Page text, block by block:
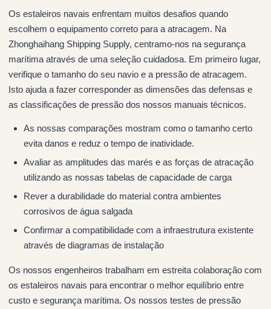
Os estaleiros navais enfrentam muitos desafios quando
escolhem o equipamento correto para a atracagem. Na
Zhonghaihang Shipping Supply, centramo-nos na segurança
marítima através de uma seleção cuidadosa. Em primeiro lugar,
verifique o tamanho do seu navio e a pressão de atracagem.
Isto ajuda a fazer corresponder as dimensões das defensas e
as classificações de pressão dos nossos manuais técnicos.
As nossas comparações mostram como o tamanho certo
evita danos e reduz o tempo de inatividade.
Avaliar as amplitudes das marés e as forças de atracação
utilizando as nossas tabelas de capacidade de carga
Rever a durabilidade do material contra ambientes
corrosivos de água salgada
Confirmar a compatibilidade com a infraestrutura existente
através de diagramas de instalação
Os nossos engenheiros trabalham em estreita colaboração com
os estaleiros navais para encontrar o melhor equilíbrio entre
custo e segurança marítima. Os nossos testes de pressão